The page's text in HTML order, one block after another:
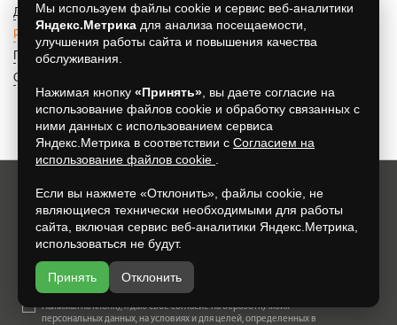
Дверцы прочистные (20) Задвижки печные (36)
Решетки колосниковые (65) Порталы чугунные
Плиты чугунные(34)
Огнеупорное стекло
Хотите всегда узнавать о новых акциях и скидках?
Просто подпишитесь на нашу рассылку:
Нажимая на кнопку, я даю свое согласие на обработку моих
персональных данных, на условиях и для целей, определенных в
Мы используем файлы cookie и сервис веб-аналитики
Яндекс.Метрика для анализа посещаемости,
улучшения работы сайта и повышения качества
обслуживания.
Нажимая кнопку «Принять» , вы даете согласие на
использование файлов cookie и обработку связанных с
ними данных с использованием сервиса
Яндекс.Метрика в соответствии с Согласием на
использование файлов cookie
Если вы нажмете «Отклонить», файлы cookie, не
являющиеся технически необходимыми для работы
сайта, включая сервис веб-аналитики Яндекс.Метрика,
использоваться не будут.
Принять Отклонить